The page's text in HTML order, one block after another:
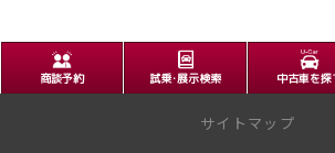
商談予約 試乗･展示検索 中古車を探
サイトマップ